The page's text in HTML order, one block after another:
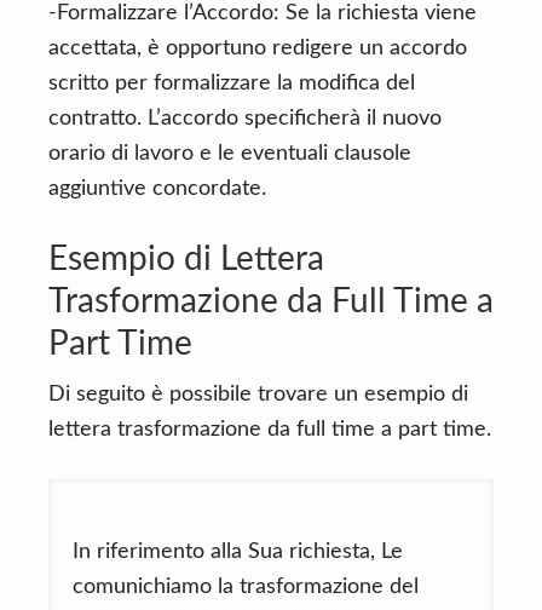
-Formalizzare l’Accordo: Se la richiesta viene
accettata, è opportuno redigere un accordo
scritto per formalizzare la modifica del
contratto. L’accordo specificherà il nuovo
orario di lavoro e le eventuali clausole
aggiuntive concordate.
Esempio di Lettera
Trasformazione da Full Time a
Part Time
Di seguito è possibile trovare un esempio di
lettera trasformazione da full time a part time.
In riferimento alla Sua richiesta, Le
comunichiamo la trasformazione del